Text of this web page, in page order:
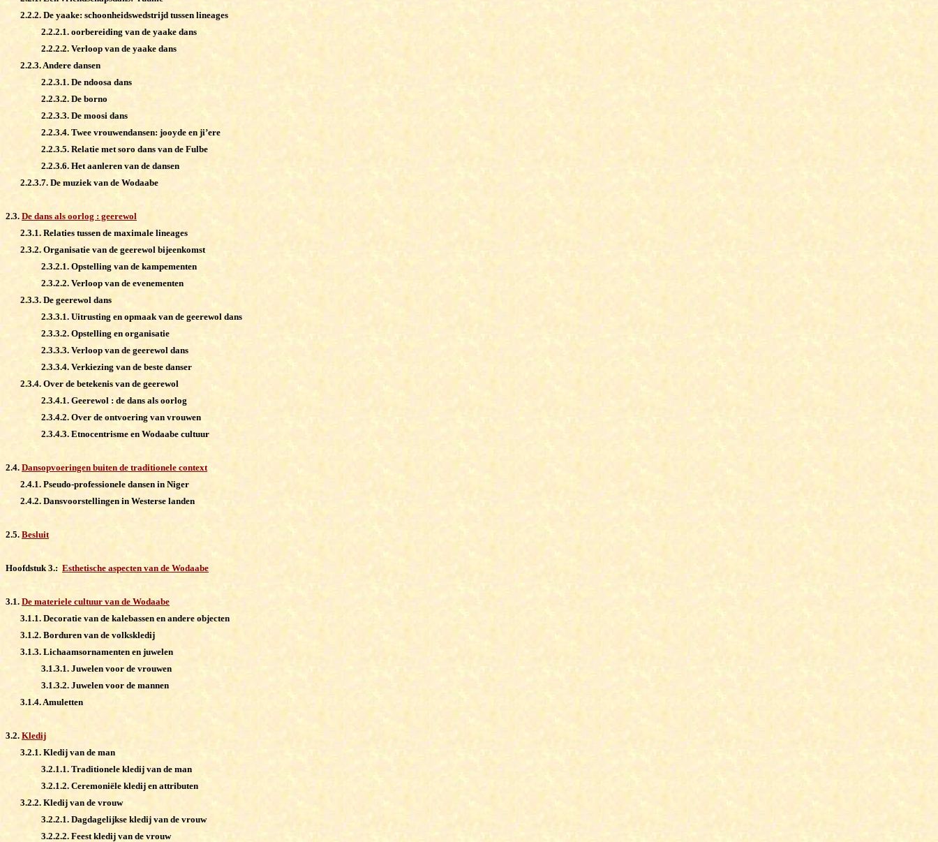
2.2.2. De yaake: schoonheidswedstrijd tussen lineages
2.2.2.1. oorbereiding van de yaake dans
2.2.2.2. Verloop van de yaake dans
2.2.3. Andere dansen
2.2.3.1. De ndoosa dans
2.2.3.2. De borno
2.2.3.3. De moosi dans
2.2.3.4. Twee vrouwendansen: jooyde en ji’ere
2.2.3.5. Relatie met soro dans van de Fulbe
2.2.3.6. Het aanleren van de dansen
2.2.3.7. De muziek van de Wodaabe
2.3. De dans als oorlog : geerewol
2.3.1. Relaties tussen de maximale lineages
2.3.2. Organisatie van de geerewol bijeenkomst
2.3.2.1. Opstelling van de kampementen
2.3.2.2. Verloop van de evenementen
2.3.3. De geerewol dans
2.3.3.1. Uitrusting en opmaak van de geerewol dans
2.3.3.2. Opstelling en organisatie
2.3.3.3. Verloop van de geerewol dans
2.3.3.4. Verkiezing van de beste danser
2.3.4. Over de betekenis van de geerewol
2.3.4.1. Geerewol : de dans als oorlog
2.3.4.2. Over de ontvoering van vrouwen
2.3.4.3. Etnocentrisme en Wodaabe cultuur
2.4. Dansopvoeringen buiten de traditionele context
2.4.1. Pseudo-professionele dansen in Niger
2.4.2. Dansvoorstellingen in Westerse landen
2.5. Besluit
Hoofdstuk 3.: Esthetische aspecten van de Wodaabe
3.1. De materiele cultuur van de Wodaabe
3.1.1. Decoratie van de kalebassen en andere objecten
3.1.2. Borduren van de volkskledij
3.1.3. Lichaamsornamenten en juwelen
3.1.3.1. Juwelen voor de vrouwen
3.1.3.2. Juwelen voor de mannen
3.1.4. Amuletten
3.2. Kledij
3.2.1. Kledij van de man
3.2.1.1. Traditionele kledij van de man
3.2.1.2. Ceremoniële kledij en attributen
3.2.2. Kledij van de vrouw
3.2.2.1. Dagdagelijkse kledij van de vrouw
3.2.2.2. Feest kledij van de vrouw